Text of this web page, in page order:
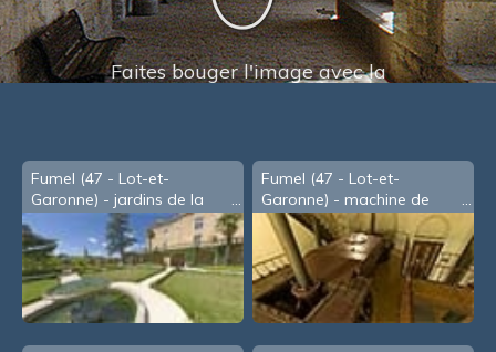
Faites bouger l'image avec la
Fumel (47 - Lot-et-
Garonne) - jardins de la
mairie
Fumel (47 - Lot-et-
Garonne) - machine de
Watt - 3